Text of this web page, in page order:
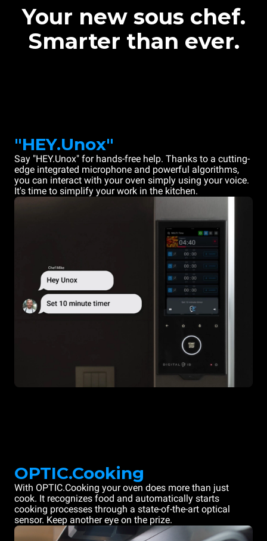
Your new sous chef.
Smarter than ever.
"HEY.Unox"
Say "HEY.Unox" for hands-free help. Thanks to a cutting-
edge integrated microphone and powerful algorithms,
you can interact with your oven simply using your voice.
It's time to simplify your work in the kitchen.
OPTIC.Cooking
With OPTIC.Cooking your oven does more than just
cook. It recognizes food and automatically starts
cooking processes through a state-of-the-art optical
sensor. Keep another eye on the prize.